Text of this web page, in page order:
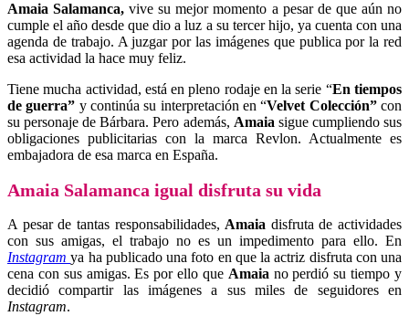
Amaia Salamanca,vive su mejor momento a pesar de que aún no
cumple el año desde que dio a luz a su tercer hijo, ya cuenta con una
agenda de trabajo. A juzgar por las imágenes que publica por la red
esa actividad la hace muy feliz.
Tiene mucha actividad, está en pleno rodaje en la serie “En tiempos
de guerra” y continúa su interpretación en “Velvet Colección”con
su personaje de Bárbara. Pero además, Amaia sigue cumpliendo sus
obligaciones publicitarias con la marca Revlon. Actualmente es
embajadora de esa marca en España.
Amaia Salamanca igual disfruta su vida
A pesar de tantas responsabilidades, Amaia disfruta de actividades
con sus amigas, el trabajo no es un impedimento para ello. En
Instagram ya ha publicado una foto en que la actriz disfruta con una
cena con sus amigas. Es por ello que Amaia no perdió su tiempo y
decidió compartir las imágenes a sus miles de seguidores en
Instagram.